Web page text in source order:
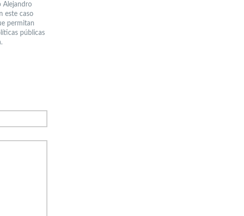
Alejandro
este caso
permitan
públicas